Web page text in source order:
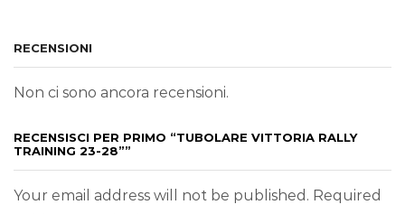
RECENSIONI
Non ci sono ancora recensioni.
RECENSISCI PER PRIMO “TUBOLARE VITTORIA RALLY
TRAINING 23-28””
Your email address will not be published. Required